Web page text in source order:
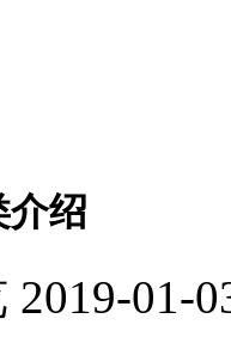
介绍
2019-01-